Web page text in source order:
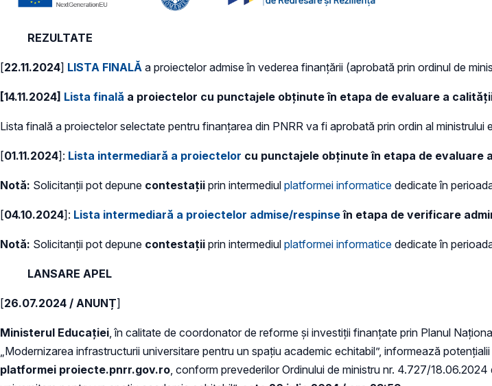
REZULTATE
[22.11.2024] LISTA FINALĂ a proiectelor admise în vederea finanțării (aprobată prin ordinul de
[14.11.2024] Lista finală a proiectelor cu punctajele obținute în etapa de evaluare a
Lista finală a proiectelor selectate pentru finanțarea din PNRR va fi aprobată prin ordin al ministrului
[01.11.2024]: Lista intermediară a proiectelor cu punctajele obținute în etapa de evaluare
Notă: Solicitanții pot depune contestații prin intermediul platformei informatice dedicate în
[04.10.2024]: Lista intermediară a proiectelor admise/respinseîn etapa de verificare
Notă: Solicitanții pot depune contestații prin intermediul platformei informatice dedicate în
LANSARE APEL
[26.07.2024 / ANUNȚ]
Ministerul Educației, în calitate de coordonator de reforme și investiții finanțate prin Planul
„Modernizarea infrastructurii universitare pentru un spațiu academic echitabil”, informează
platformei proiecte.pnrr.gov.ro, conform prevederilor Ordinului de ministru nr. 4.727/